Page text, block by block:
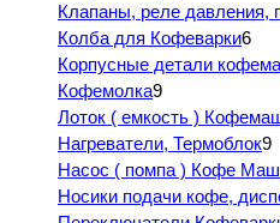
Клапаны, реле давления,
Колба для Кофеварки6
Корпусные детали
Кофемолка9
Лоток ( емкость )
Нагреватели, Термоблок9
Насос ( помпа ) Кофе
Носики подачи кофе,